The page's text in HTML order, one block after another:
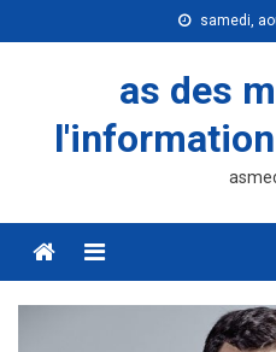
to
samedi,
as des
Menu